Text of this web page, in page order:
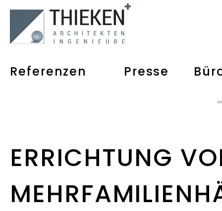
Referenzen Presse
ERRICHTUNG